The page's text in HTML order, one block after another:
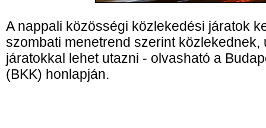
A nappali közösségi közlekedési járatok
szombati menetrend szerint közlekednek,
járatokkal lehet utazni - olvasható a
(BKK) honlapján.